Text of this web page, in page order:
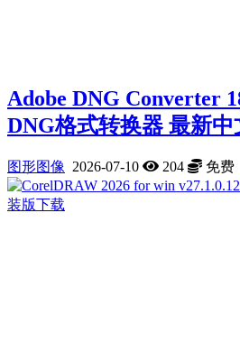
Adobe DNG Converter
DNG格式转换器 最新
图形图像 2026-07-10 204 免费